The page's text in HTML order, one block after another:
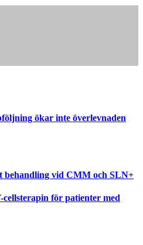
ökar inte överlevnaden
behandling vid CMM och SLN+
för patienter med